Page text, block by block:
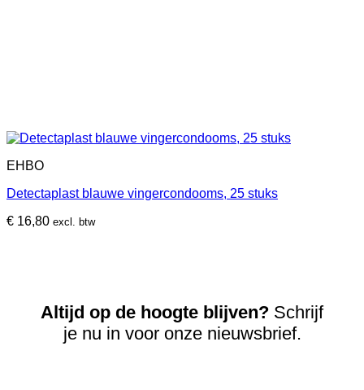
EHBO
Detectaplast blauwe vingercondooms, 25 stuks
€ 16,80 excl. btw
Altijd op de hoogte blijven? Schrijf
je nu in voor onze nieuwsbrief.